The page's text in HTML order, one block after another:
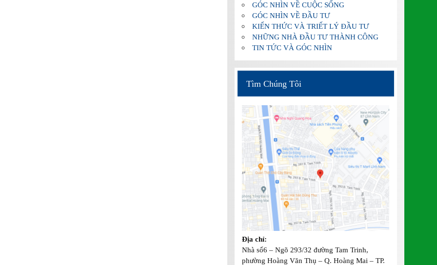
GÓC NHÌN VỀ CUỘC SỐNG
GÓC NHÌN VỀ ĐẦU TƯ
KIẾN THỨC VÀ TRIẾT LÝ ĐẦU TƯ
NHỮNG NHÀ ĐẦU TƯ THÀNH CÔNG
TIN TỨC VÀ GÓC NHÌN
Tìm Chúng Tôi
Địa chỉ:
Nhà số6 – Ngõ 293/32 đường Tam Trinh,
phường Hoàng Văn Thụ – Q. Hoàng Mai – TP.